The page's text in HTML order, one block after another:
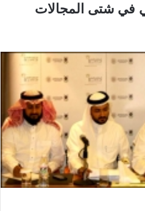
في شتى المجالات